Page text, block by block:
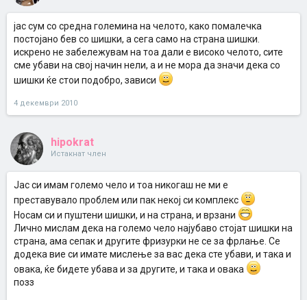
јас сум со средна големина на челото, како помалечка
постојано бев со шишки, а сега само на страна шишки.
искрено не забележувам на тоа дали е високо челото, сите
сме убави на свој начин нели, а и не мора да значи дека со
шишки ќе стои подобро, зависи
4 декември 2010
hipokrat
Истакнат член
Јас си имам големо чело и тоа никогаш не ми е
преставувало проблем или пак некој си комплекс
Носам си и пуштени шишки, и на страна, и врзани
Лично мислам дека на големо чело најубаво стојат шишки на
страна, ама сепак и другите фризурки не се за фрлање. Се
додека вие си имате мислење за вас дека сте убави, и така и
овака, ќе бидете убава и за другите, и така и овака
позз